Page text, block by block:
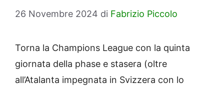
26 Novembre 2024 di Fabrizio Piccolo
Torna la Champions League con la quinta
giornata della phase e stasera (oltre
all’Atalanta impegnata in Svizzera con lo